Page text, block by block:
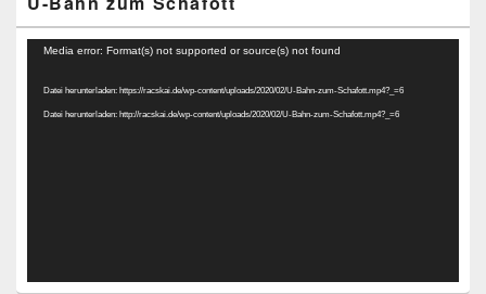
Video-
Media error: Format(s) not supported or source(s) not found
Datei herunterladen: https://racskai.de/wp-content/uploads/2020/02/U-Bahn-zum-Schafott.mp4?_=6
Datei herunterladen: http://racskai.de/wp-content/uploads/2020/02/U-Bahn-zum-Schafott.mp4?_=6